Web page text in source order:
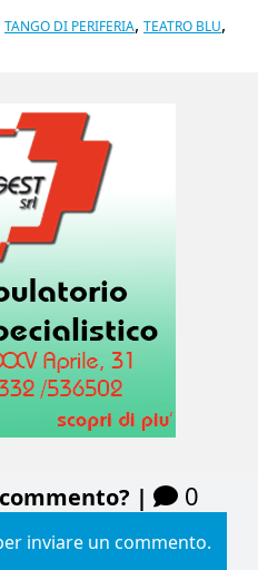
TANGO DI PERIFERIA, TEATRO BLU,
| 0
inviare un commento.